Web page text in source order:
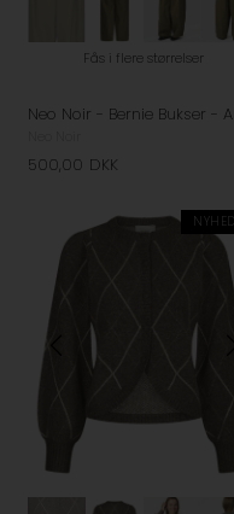
Fås i flere størrelser
500,00 DKK
NYHED